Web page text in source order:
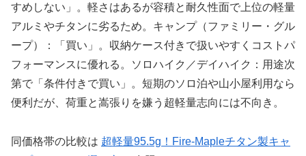
すめしない」。軽さはあるが容積と耐久性面で上位の軽量
アルミやチタンに劣るため。キャンプ（ファミリー・グル
ープ）：「買い」。収納ケース付きで扱いやすくコストパ
フォーマンスに優れる。ソロハイク／デイハイク：用途次
第で「条件付きで買い」。短期のソロ泊や山小屋利用なら
便利だが、荷重と嵩張りを嫌う超軽量志向には不向き。
同価格帯の比較は 超軽量95.5g！Fire-Mapleチタン製キャ